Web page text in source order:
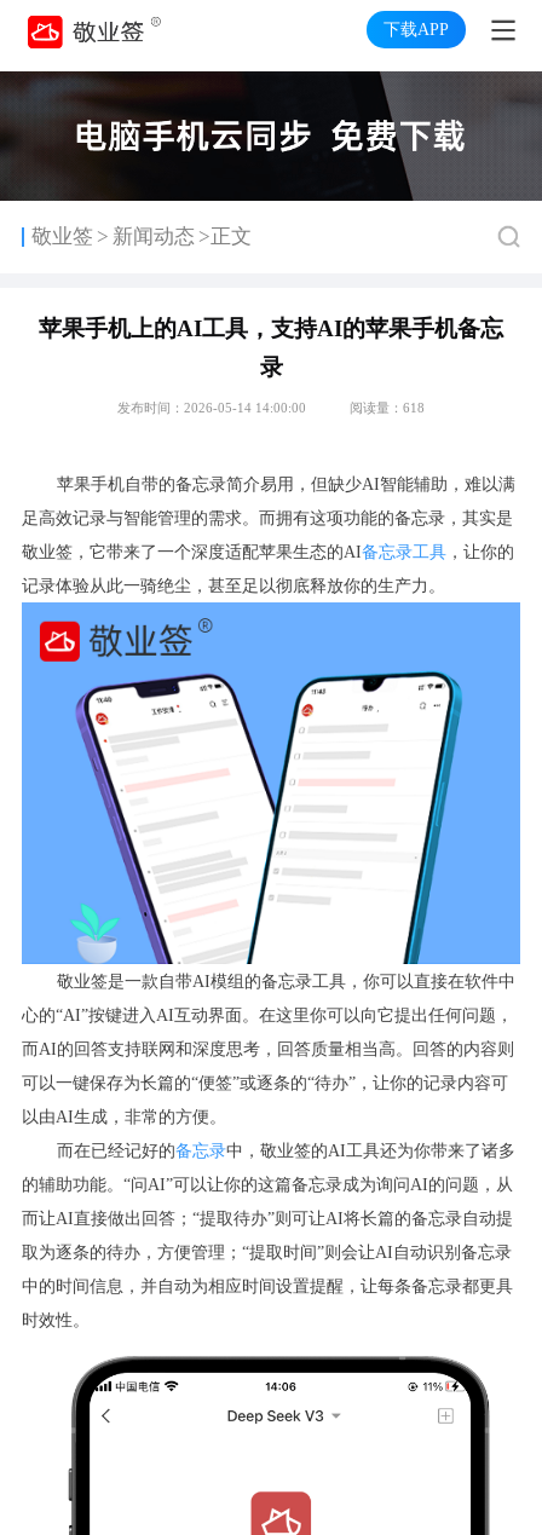
下载APP
敬业签 > 新闻动态 >正文
苹果手机上的AI工具，支持AI的苹果手机备忘
录
发布时间：2026-05-14 14:00:00 阅读量：618
苹果手机自带的备忘录简介易用，但缺少AI智能辅助，难以满
足高效记录与智能管理的需求。而拥有这项功能的备忘录，其实是
敬业签，它带来了一个深度适配苹果生态的AI备忘录工具，让你的
记录体验从此一骑绝尘，甚至足以彻底释放你的生产力。
敬业签是一款自带AI模组的备忘录工具，你可以直接在软件中
心的“AI”按键进入AI互动界面。在这里你可以向它提出任何问题，
而AI的回答支持联网和深度思考，回答质量相当高。回答的内容则
可以一键保存为长篇的“便签”或逐条的“待办”，让你的记录内容可
以由AI生成，非常的方便。
而在已经记好的备忘录中，敬业签的AI工具还为你带来了诸多
的辅助功能。“问AI”可以让你的这篇备忘录成为询问AI的问题，从
而让AI直接做出回答；“提取待办”则可让AI将长篇的备忘录自动提
取为逐条的待办，方便管理；“提取时间”则会让AI自动识别备忘录
中的时间信息，并自动为相应时间设置提醒，让每条备忘录都更具
时效性。